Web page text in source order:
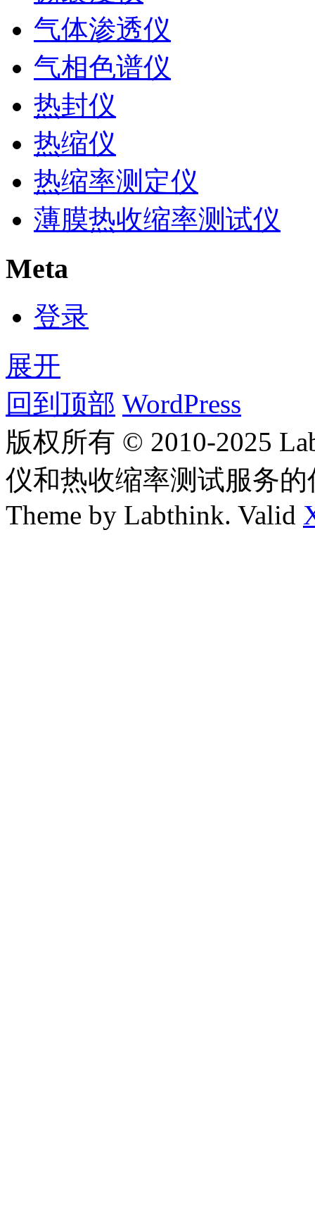
气体渗透仪
气相色谱仪
热封仪
热缩仪
热缩率测定仪
薄膜热收缩率测试仪
Meta
登录
展开
回到顶部 WordPress
版权所有 © 2010-2025
仪和热收缩率测试服务
Theme by Labthink. Valid